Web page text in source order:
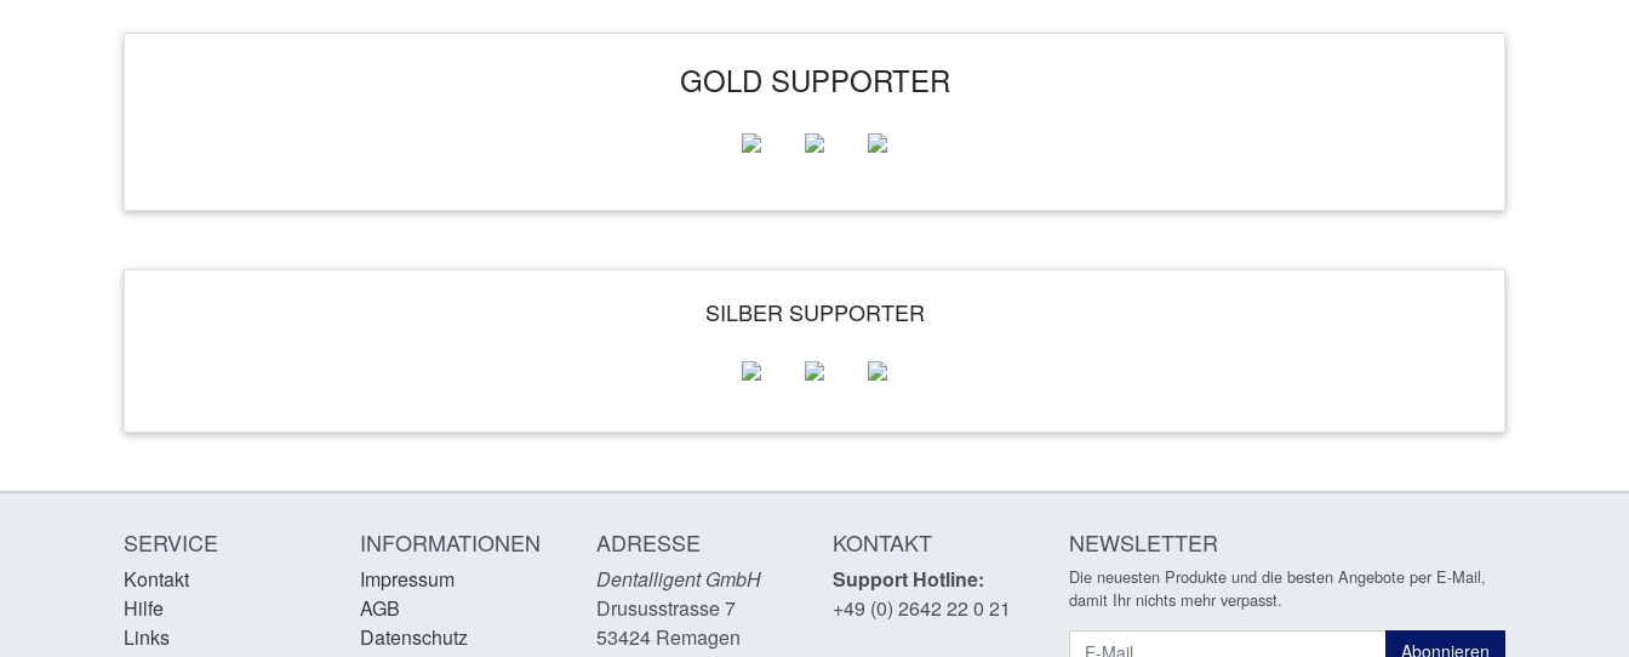
GOLD SUPPORTER
SILBER SUPPORTER
SERVICE
Kontakt
Hilfe
Links
INFORMATIONEN
Impressum
AGB
Datenschutz
ADRESSE
Dentalligent GmbH
Drususstrasse 7
53424 Remagen
KONTAKT
Support Hotline:
+49 (0) 2642 22 0 21
NEWSLETTER
Die neuesten Produkte und die besten Angebote per E-Mail,
damit Ihr nichts mehr verpasst.
Newsletter Abonnieren